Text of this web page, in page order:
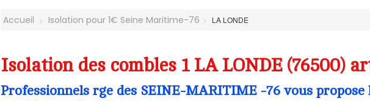
Accueil Isolation pour 1€ Seine Maritime-76 LA LONDE
Isolation des combles 1 LA LONDE (76500)
Professionnels rge des SEINE-MARITIME -76 vous propose